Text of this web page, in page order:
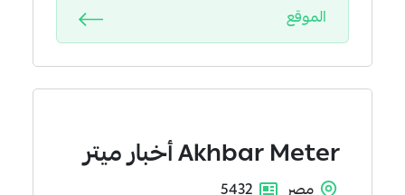
الموقع
Akhbar Meterأخبار ميتر